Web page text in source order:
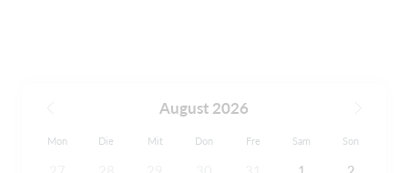
August 2026
Mon Die Mit Don Fre Sam Son